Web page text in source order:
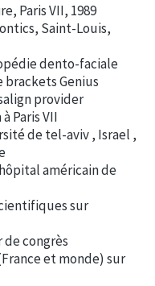
Paris VII, 1989
Saint-Louis,
dento-faciale
Genius
provider
Paris VII
de tel-aviv , Israel ,
américain de
sur
congrès
et monde) sur